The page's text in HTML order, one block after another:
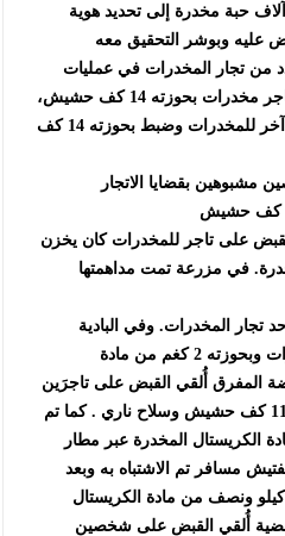
خلالها على 126 كف حشيش و 6 آلاف حبة مخدرة إلى تحديد هوية
من تجار المخدرات في عمليات
منفصلة، فقد القي القبض على تاجر مخدرات بحوزته 14 كف حشيش،
وفي عملية ثانية قبض على تاجر آخر للمخدرات وضبط بحوزته 14 كف
بقضايا الاتجار
على تاجر للمخدرات كان يخزن
أحد تجار المخدرات. وفي البادية
الوسطى قبض على تاجر للمخدرات وبحوزته 2 كغم من مادة
المفرق أُلقي القبض على تاجرَين
للمخدرات وضبط بحوزتهما على 11 كف حشيش وسلاح ناري . كما تم
الكريستال المخدرة عبر مطار
مسافر تم الاشتباه به وبعد
ونصف من مادة الكريستال
أُلقي القبض على شخصين